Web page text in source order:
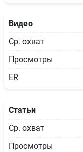
Видео
Ср. охват
Просмотры
ER
Статьи
Ср. охват
Просмотры